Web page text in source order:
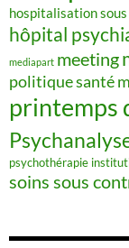
hospitalisation
hôpital
mediapart meeting
politique santé
printemps
psychothérapie
soins sous